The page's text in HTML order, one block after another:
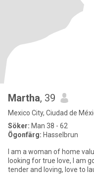
Martha, 39
Mexico City, Ciudad de
Söker: Man 38 - 62
Ögonfärg: Hasselbrun
I am a woman of home
looking for true love, I am
tender and loving, love to